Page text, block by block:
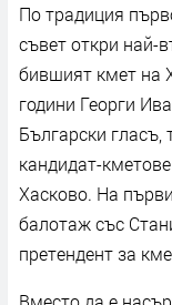
По традиция
съвет откри най-
бившият кмет на
години Георги
Български гласъ,
кандидат-
Хасково. На
балотаж със
претендент за